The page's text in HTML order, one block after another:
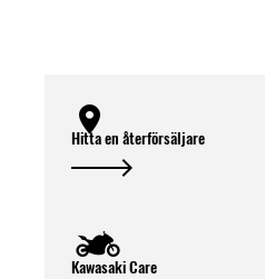
Hitta en återförsäljare
Kawasaki Care